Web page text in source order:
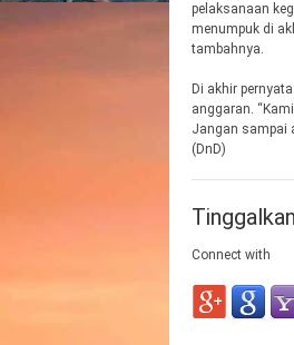
pelaksanaan
menumpuk di
tambahnya.
Di akhir
anggaran.
Jangan sampai
(DnD)
Connect with